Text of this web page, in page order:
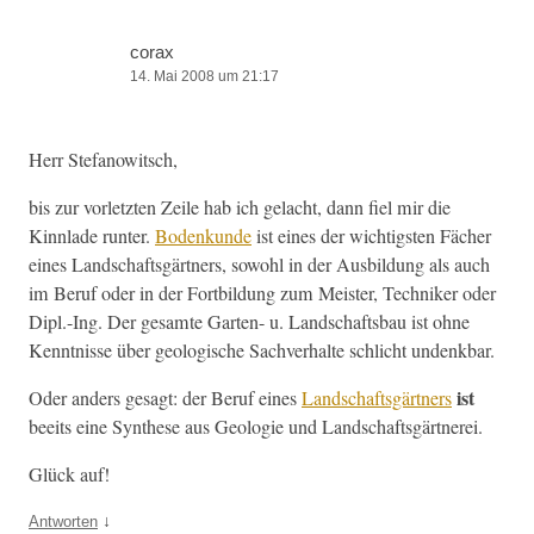
corax
14. Mai 2008 um 21:17
Herr Ste­fanow­itsch,
bis zur vor­let­zten Zeile hab ich gelacht, dann fiel mir die
Kinnlade runter. Bodenkundeist eines der wichtig­sten Fäch­er
eines Land­schafts­gärt­ners, sowohl in der Aus­bil­dung als auch
im Beruf oder in der Fort­bil­dung zum Meis­ter, Tech­niker oder
Dipl.-Ing. Der gesamte Garten- u. Land­schafts­bau ist ohne
Ken­nt­nisse über geol­o­gis­che Sachver­halte schlicht undenkbar.
Oder anders gesagt: der Beruf einesLand­schafts­gärt­nersist
beeits eine Syn­these aus Geolo­gie und Landschaftsgärtnerei.
Glück auf!
Antworten ↓